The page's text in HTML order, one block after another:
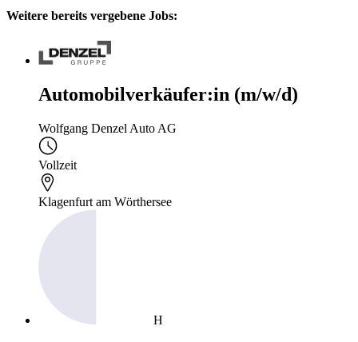
Weitere bereits vergebene Jobs:
Automobilverkäufer:in (m/w/d)
Wolfgang Denzel Auto AG
Vollzeit
Klagenfurt am Wörthersee
H